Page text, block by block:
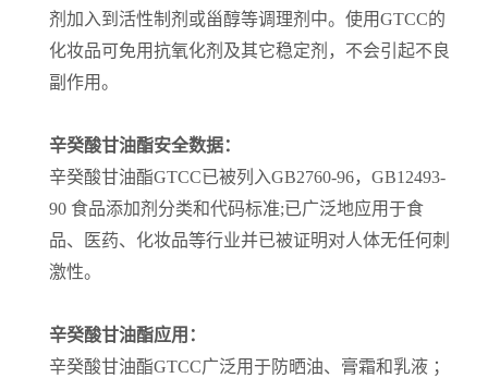
剂加入到活性制剂或甾醇等调理剂中。使用GTCC的
化妆品可免用抗氧化剂及其它稳定剂，不会引起不良
副作用。
辛癸酸甘油酯安全数据：
辛癸酸甘油酯GTCC已被列入GB2760-96，GB12493-
90 食品添加剂分类和代码标准;已广泛地应用于食
品、医药、化妆品等行业并已被证明对人体无任何刺
激性。
辛癸酸甘油酯应用：
辛癸酸甘油酯GTCC广泛用于防晒油、膏霜和乳液 ；